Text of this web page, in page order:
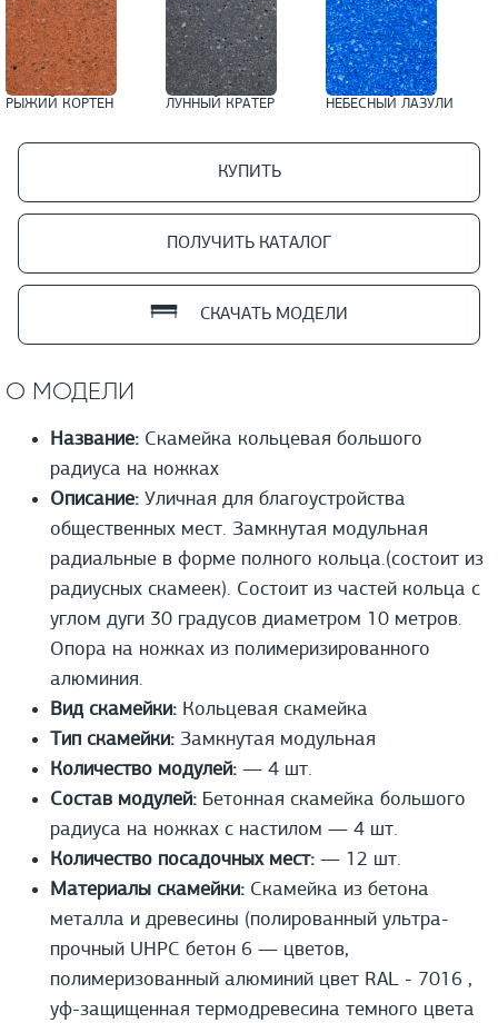
РЫЖИЙ КОРТЕН ЛУННЫЙ КРАТЕР НЕБЕСНЫЙ ЛАЗУЛИ
КУПИТЬ
ПОЛУЧИТЬ КАТАЛОГ
СКАЧАТЬ МОДЕЛИ
О МОДЕЛИ
Название: Скамейка кольцевая большого
радиуса на ножках
Описание: Уличная для благоустройства
общественных мест. Замкнутая модульная
радиальные в форме полного кольца.(состоит из
радиусных скамеек). Состоит из частей кольца с
углом дуги 30 градусов диаметром 10 метров.
Опора на ножках из полимеризированного
алюминия.
Вид скамейки: Кольцевая скамейка
Тип скамейки: Замкнутая модульная
Количество модулей: — 4 шт.
Состав модулей: Бетонная скамейка большого
радиуса на ножках с настилом — 4 шт.
Количество посадочных мест: — 12 шт.
Материалы скамейки: Скамейка из бетона
металла и древесины (полированный ультра-
прочный UHPС бетон 6 — цветов,
полимеризованный алюминий цвет RAL - 7016 ,
уф-защищенная термодревесина темного цвета